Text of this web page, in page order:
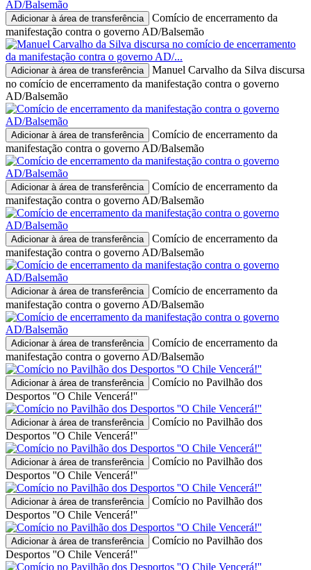
Adicionar à área de transferência
Comício de encerramento da
manifestação contra o governo AD/Balsemão
Adicionar à área de transferência
Manuel Carvalho da Silva discursa
no comício de encerramento da manifestação contra o governo
AD/Balsemão
Adicionar à área de transferência
Comício de encerramento da
manifestação contra o governo AD/Balsemão
Adicionar à área de transferência
Comício de encerramento da
manifestação contra o governo AD/Balsemão
Adicionar à área de transferência
Comício de encerramento da
manifestação contra o governo AD/Balsemão
Adicionar à área de transferência
Comício de encerramento da
manifestação contra o governo AD/Balsemão
Adicionar à área de transferência
Comício de encerramento da
manifestação contra o governo AD/Balsemão
Adicionar à área de transferência
Comício no Pavilhão dos
Desportos ''O Chile Vencerá!''
Adicionar à área de transferência
Comício no Pavilhão dos
Desportos ''O Chile Vencerá!''
Adicionar à área de transferência
Comício no Pavilhão dos
Desportos ''O Chile Vencerá!''
Adicionar à área de transferência
Comício no Pavilhão dos
Desportos ''O Chile Vencerá!''
Adicionar à área de transferência
Comício no Pavilhão dos
Desportos ''O Chile Vencerá!''